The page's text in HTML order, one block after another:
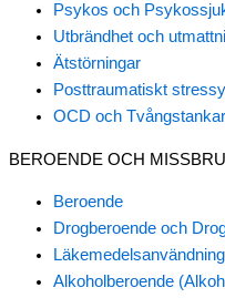
Psykos och
Utbrändhet och
Ätstörningar
Posttraumatiskt
OCD och Tvångstankar
BEROENDE OCH
Beroende
Drogberoende och
Alkoholberoende